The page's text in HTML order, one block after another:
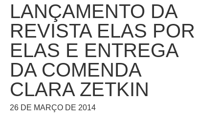
LANÇAMENTO DA
REVISTA ELAS POR
ELAS E ENTREGA
DA COMENDA
CLARA ZETKIN
26 DE MARÇO DE 2014